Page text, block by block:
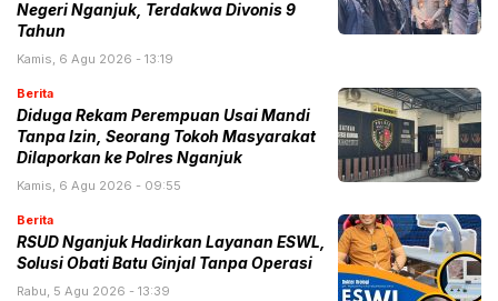
Negeri Nganjuk, Terdakwa Divonis 9
Tahun
Kamis, 6 Agu 2026 - 13:19
Berita
Diduga Rekam Perempuan Usai Mandi
Tanpa Izin, Seorang Tokoh Masyarakat
Dilaporkan ke Polres Nganjuk
Kamis, 6 Agu 2026 - 09:55
Berita
RSUD Nganjuk Hadirkan Layanan ESWL,
Solusi Obati Batu Ginjal Tanpa Operasi
Rabu, 5 Agu 2026 - 13:39